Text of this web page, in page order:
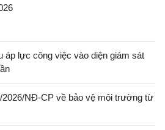
lực công việc vào diện giám sát
NĐ-CP về bảo vệ môi trường từ